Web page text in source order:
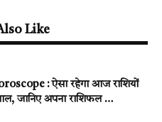
Like
: ऐसा रहेगा आज राशियों
जानिए अपना राशिफल …